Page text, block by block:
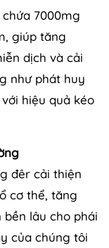
7000mg
giúp tăng
dịch và cải
như phát huy
hiệu quả kéo
đêr cải thiện
cơ thể, tăng
lâu cho phái
của chúng tôi